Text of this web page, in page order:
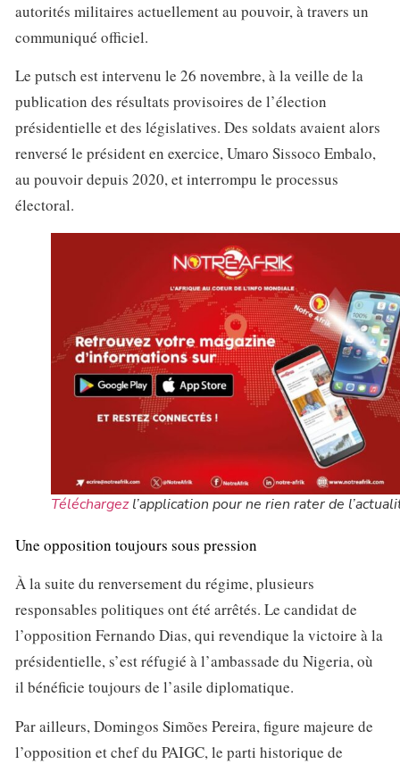
autorités militaires actuellement au pouvoir, à travers un
communiqué officiel.
Le putsch est intervenu le 26 novembre, à la veille de la
publication des résultats provisoires de l’élection
présidentielle et des législatives. Des soldats avaient alors
renversé le président en exercice, Umaro Sissoco Embalo,
au pouvoir depuis 2020, et interrompu le processus
électoral.
Téléchargezl’application pour ne rien rater de
Une opposition toujours sous pression
À la suite du renversement du régime, plusieurs
responsables politiques ont été arrêtés. Le candidat de
l’opposition Fernando Dias, qui revendique la victoire à la
présidentielle, s’est réfugié à l’ambassade du Nigeria, où
il bénéficie toujours de l’asile diplomatique.
Par ailleurs, Domingos Simões Pereira, figure majeure de
l’opposition et chef du PAIGC, le parti historique de